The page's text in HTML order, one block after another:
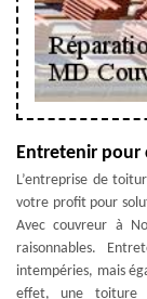
Entretenir pour
L’entreprise de
votre profit pour
Avec couvreur à
raisonnables.
intempéries, mais
effet, une toiture